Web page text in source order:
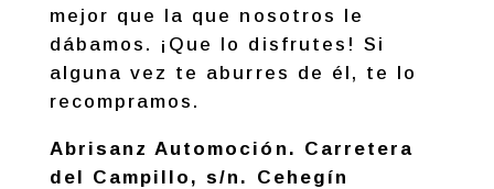
mejor que la que nosotros le
dábamos. ¡Que lo disfrutes! Si
alguna vez te aburres de él, te lo
recompramos.
Abrisanz Automoción. Carretera
del Campillo, s/n. Cehegín